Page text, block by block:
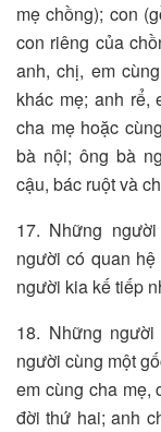
mẹ chồng); con
con riêng của
anh, chị, em
khác mẹ; anh rể,
cha mẹ hoặc
bà nội; ông bà
cậu, bác ruột và
17. Những
người có quan
người kia kế tiếp
18. Những
người cùng một
em cùng cha mẹ,
đời thứ hai; anh